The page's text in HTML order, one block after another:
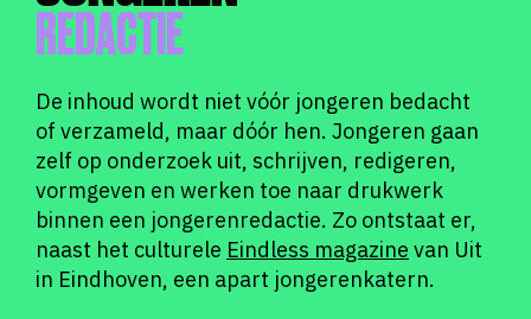
REDACTIE
De inhoud wordt niet vóór jongeren bedacht
of verzameld, maar dóór hen. Jongeren gaan
zelf op onderzoek uit, schrijven, redigeren,
vormgeven en werken toe naar drukwerk
binnen een jongerenredactie. Zo ontstaat er,
naast het culturele Eindless magazine van Uit
in Eindhoven, een apart jongerenkatern.